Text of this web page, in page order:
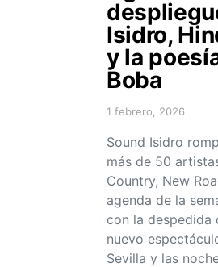
Isidro,
y la
Boba
Posted on
1 febrero, 2026
Sound Isidro
más de 50
Country, New
agenda de la
con la despedida
nuevo
Sevilla y las